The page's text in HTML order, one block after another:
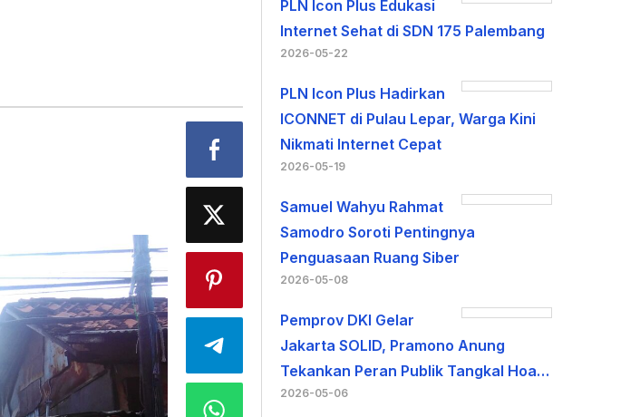
PLN Icon Plus Edukasi
Internet Sehat di SDN 175 Palembang
2026-05-22
PLN Icon Plus Hadirkan
ICONNET di Pulau Lepar, Warga Kini
Nikmati Internet Cepat
2026-05-19
Samuel Wahyu Rahmat
Samodro Soroti Pentingnya
Penguasaan Ruang Siber
2026-05-08
Pemprov DKI Gelar
Jakarta SOLID, Pramono Anung
Tekankan Peran Publik Tangkal Hoa…
2026-05-06